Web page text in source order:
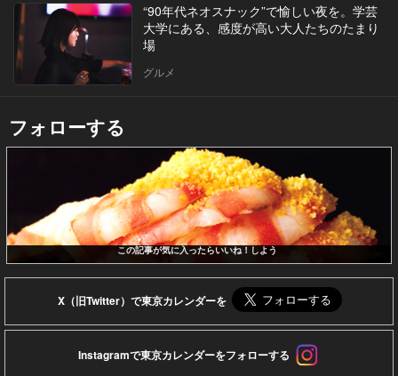
“90年代ネオスナック”で愉しい夜を。学芸
大学にある、感度が高い大人たちのたまり
場
グルメ
フォローする
この記事が気に入ったらいいね！しよう
X（旧Twitter）で東京カレンダーを
Instagramで東京カレンダーをフォローする